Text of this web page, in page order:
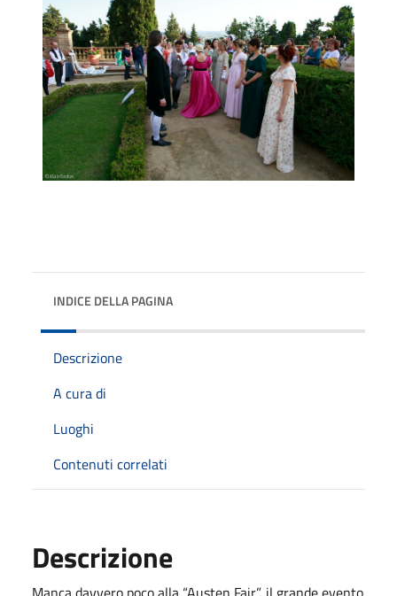
INDICE DELLA PAGINA
Descrizione
A cura di
Luoghi
Contenuti correlati
Descrizione